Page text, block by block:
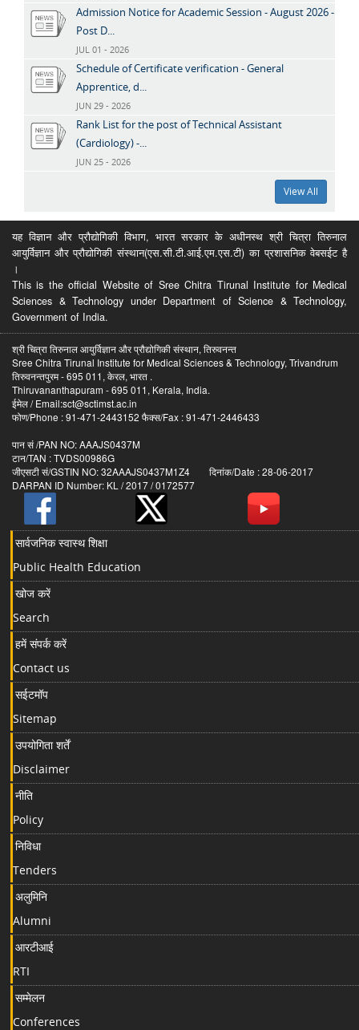
Admission Notice for Academic Session - August 2026 -
Post D...
JUL 01 - 2026
Schedule of Certificate verification - General
Apprentice, d...
JUN 29 - 2026
Rank List for the post of Technical Assistant
(Cardiology) -...
JUN 25 - 2026
View All
यह विज्ञान और प्रौद्योगिकी विभाग, भारत सरकार के अधीनस्थ श्री चित्रा तिरुनाल
आयुर्विज्ञान और प्रौद्योगिकी संस्थान(एस.सी.टी.आई.एम.एस.टी) का प्रशासनिक वेबसईट है
।
This is the official Website of Sree Chitra Tirunal Institute for Medical
Sciences & Technology under Department of Science & Technology,
Government of India.
श्री चित्रा तिरुनाल आयुर्विज्ञान और प्रौद्योगिकी संस्थान, तिरुवनन्त
Sree Chitra Tirunal Institute for Medical Sciences & Technology, Trivandrum
तिरुवनन्तपुरम - 695 011, केरल, भारत .
Thiruvananthapuram - 695 011, Kerala, India.
ईमेल / Email:sct@sctimst.ac.in
फोण/Phone : 91-471-2443152 फैक्स/Fax : 91-471-2446433
पान सं /PAN NO: AAAJS0437M
टान/TAN : TVDS00986G
जीएसटी सं/GSTIN NO: 32AAAJS0437M1Z4 दिनांक/Date : 28-06-2017
DARPAN ID Number: KL / 2017 / 0172577
सार्वजनिक स्वास्थ शिक्षा
Public Health Education
खोज करें
Search
हमें संपर्क करें
Contact us
सईटमॉप
Sitemap
उपयोगिता शर्तें
Disclaimer
नीति
Policy
निविधा
Tenders
अलुमिनि
Alumni
आरटीआई
RTI
सम्मेलन
Conferences